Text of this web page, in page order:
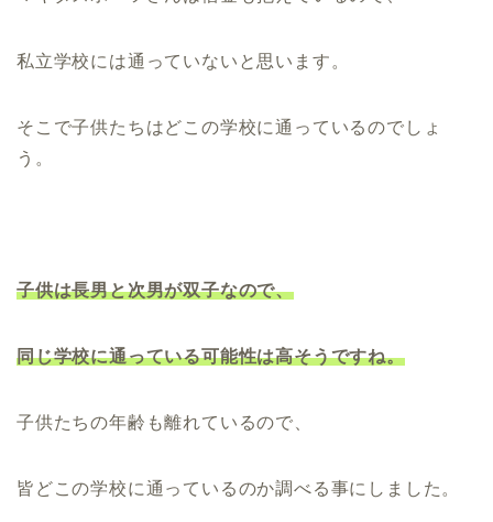
私立学校には通っていないと思います。
そこで子供たちはどこの学校に通っているのでしょ
う。
子供は長男と次男が双子なので、
同じ学校に通っている可能性は高そうですね。
子供たちの年齢も離れているので、
皆どこの学校に通っているのか調べる事にしました。